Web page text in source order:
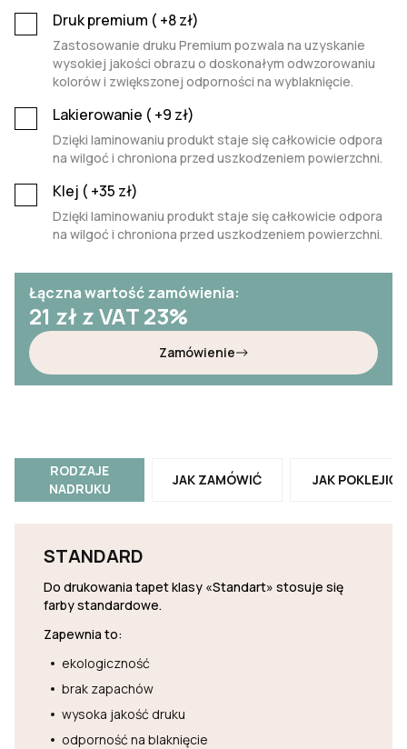
Druk premium ( +8zł)
Zastosowanie druku Premium pozwala na uzyskanie
wysokiej jakości obrazu o doskonałym odwzorowaniu
kolorów i zwiększonej odporności na wyblaknięcie.
Lakierowanie ( +9 zł)
Dzięki laminowaniu produkt staje się całkowicie odpora
na wilgoć i chroniona przed uszkodzeniem powierzchni.
Klej ( +35 zł)
Dzięki laminowaniu produkt staje się całkowicie odpora
na wilgoć i chroniona przed uszkodzeniem powierzchni.
Łączna wartość zamówienia:
21 zł z VAT 23%
Zamówienie
RODZAJE
NADRUKU
JAK ZAMÓWIĆ JAK POKLEJIĆ
STANDARD
Do drukowania tapet klasy «Standart» stosuje się
farby standardowe.
Zapewnia to:
ekologiczność
brak zapachów
wysoka jakość druku
odporność na blaknięcie